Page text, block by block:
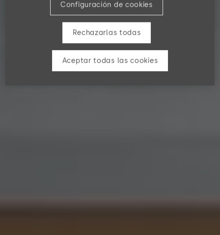
Configuración de cookies
Rechazarlas todas
Aceptar todas las cookies